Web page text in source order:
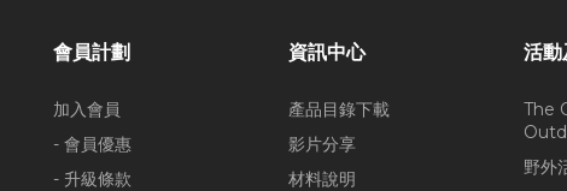
會員計劃
加入會員
- 會員優惠
- 升級條款
資訊中心
產品目錄下載
影片分享
材料說明
活動
The
野外